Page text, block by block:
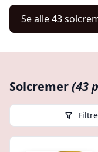
Se alle 43
Solcremer(43
Filtre